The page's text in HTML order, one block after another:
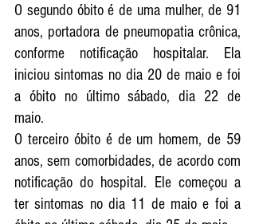
O segundo óbito é de uma mulher, de 91
anos, portadora de pneumopatia crônica,
conforme notificação hospitalar. Ela
iniciou sintomas no dia 20 de maio e foi
a óbito no último sábado, dia 22 de
maio.
O terceiro óbito é de um homem, de 59
anos, sem comorbidades, de acordo com
notificação do hospital. Ele começou a
ter sintomas no dia 11 de maio e foi a